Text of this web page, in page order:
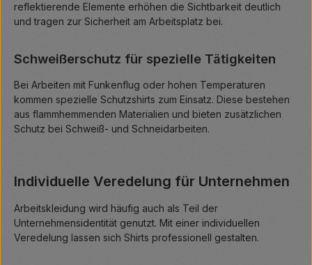
reflektierende Elemente erhöhen die Sichtbarkeit deutlich
und tragen zur Sicherheit am Arbeitsplatz bei.
Schweißerschutz für spezielle Tätigkeiten
Bei Arbeiten mit Funkenflug oder hohen Temperaturen
kommen spezielle Schutzshirts zum Einsatz. Diese bestehen
aus flammhemmenden Materialien und bieten zusätzlichen
Schutz bei Schweiß- und Schneidarbeiten.
Individuelle Veredelung für Unternehmen
Arbeitskleidung wird häufig auch als Teil der
Unternehmensidentität genutzt. Mit einer individuellen
Veredelung lassen sich Shirts professionell gestalten.